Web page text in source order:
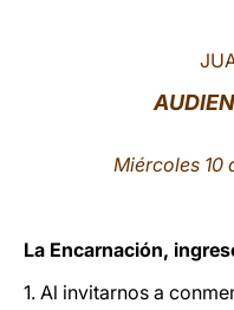
Miércoles 10
La Encarnación,
1. Al invitarnos a